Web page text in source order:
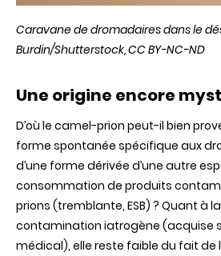
Caravane de dromadaires dans le
Burdin/Shutterstock,CC BY-NC-ND
Une origine encore
D’où le camel-prion peut-il bien
forme spontanée spécifique aux
d’une forme dérivée d’une autre
consommation de produits
prions (tremblante, ESB) ? Quant à
contamination iatrogène (acquise
médical), elle reste faible du fait de